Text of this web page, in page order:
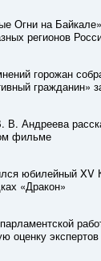
Огни на
регионов
горожан
гражданин»
В. Андреева
фильме
юбилейный XV
«Дракон»
оценку экспертов